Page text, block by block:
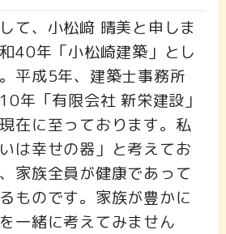
て、小松﨑 晴美と申しま
40年「小松崎建築」とし
平成5年、建築士事務所
年「有限会社 新栄建設」
在に至っております。私
は幸せの器」と考えてお
家族全員が健康であって
ものです。家族が豊かに
一緒に考えてみません